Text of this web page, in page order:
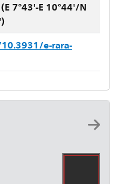
7°43'-E 10°44'/N
e-rara-